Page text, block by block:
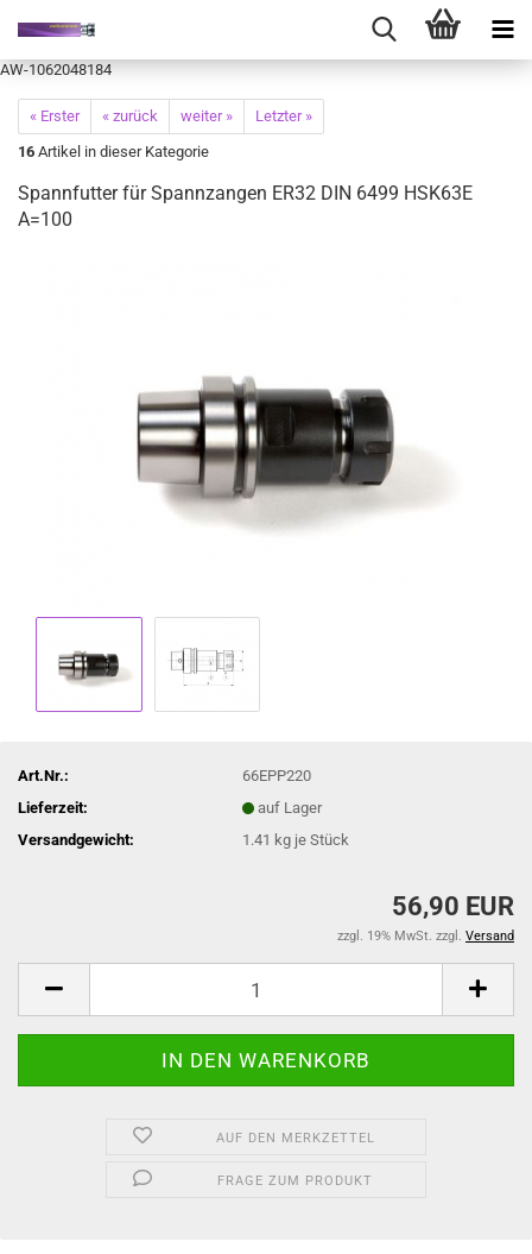
AW-1062048184
« Erster « zurück weiter »
Letzter »
16 Artikel in dieser Kategorie
Spannfutter für Spannzangen ER32 DIN 6499 HSK63E
A=100
Art.Nr.:
66EPP220
Lieferzeit:
auf Lager
Versandgewicht:
1.41 kg je Stück
56,90 EUR
zzgl. 19% MwSt. zzgl. Versand
AUF DEN MERKZETTEL
FRAGE ZUM PRODUKT